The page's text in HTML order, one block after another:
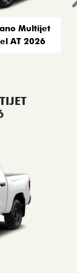
Multijet
AT 2026